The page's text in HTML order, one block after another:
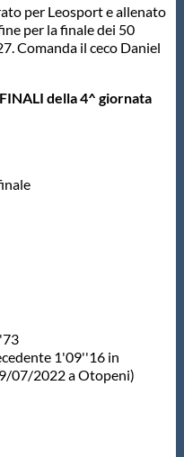
per Leosport e allenato
per la finale dei 50
Comanda il ceco Daniel
della 4^ giornata
1'09''16 in
07/2022 a Otopeni)